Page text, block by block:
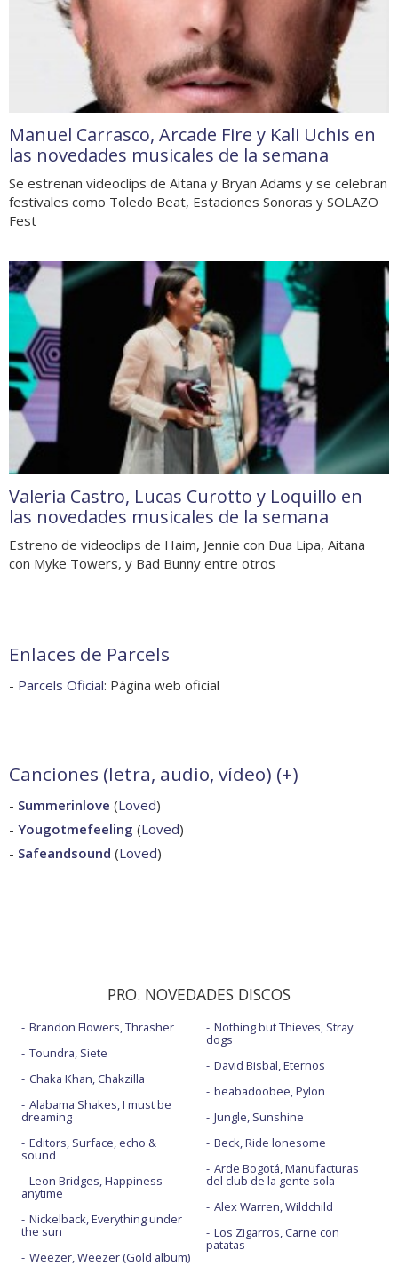
Manuel Carrasco, Arcade Fire y Kali Uchis en
las novedades musicales de la semana
Se estrenan videoclips de Aitana y Bryan Adams y se celebran
festivales como Toledo Beat, Estaciones Sonoras y SOLAZO
Fest
Valeria Castro, Lucas Curotto y Loquillo en
las novedades musicales de la semana
Estreno de videoclips de Haim, Jennie con Dua Lipa, Aitana
con Myke Towers, y Bad Bunny entre otros
Enlaces de Parcels
- Parcels Oficial: Página web oficial
Canciones (letra, audio, vídeo) (+)
- Summerinlove (Loved)
- Yougotmefeeling (Loved)
- Safeandsound (Loved)
PRO. NOVEDADES DISCOS
Brandon Flowers, Thrasher
Toundra, Siete
Chaka Khan, Chakzilla
Alabama Shakes, I must be
dreaming
Editors, Surface, echo &
sound
Leon Bridges, Happiness
anytime
Nickelback, Everything under
the sun
Weezer, Weezer (Gold album)
Nothing but Thieves, Stray
dogs
David Bisbal, Eternos
beabadoobee, Pylon
Jungle, Sunshine
Beck, Ride lonesome
Arde Bogotá, Manufacturas
del club de la gente sola
Alex Warren, Wildchild
Los Zigarros, Carne con
patatas